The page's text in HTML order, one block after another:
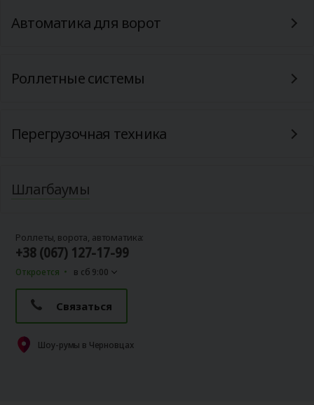
Автоматика для ворот
Роллетные системы
Перегрузочная техника
Шлагбаумы
Роллеты, ворота, автоматика:
+38 (067) 127-17-99
Откроется в сб 9:00
Связаться
Шоу-румы в Черновцах